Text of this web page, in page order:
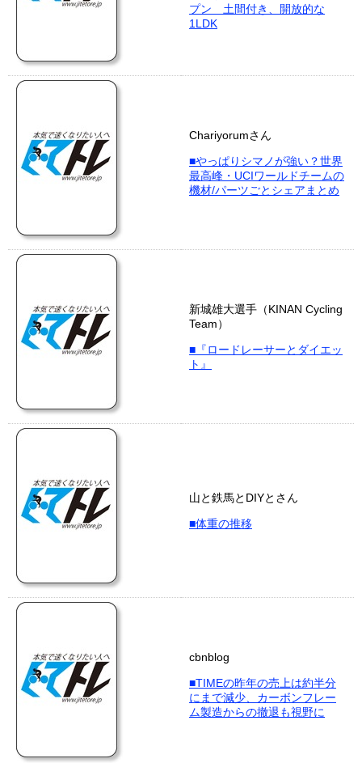
プン 土間付き、開放的な
1LDK
Chariyorumさん
■やっぱりシマノが強い？世界
最高峰・UCIワールドチームの
機材/パーツごとシェアまとめ
新城雄大選手（KINAN Cycling
Team）
■『ロードレーサーとダイエッ
ト』
山と鉄馬とDIYとさん
■体重の推移
cbnblog
■TIMEの昨年の売上は約半分
にまで減少、カーボンフレー
ム製造からの撤退も視野に